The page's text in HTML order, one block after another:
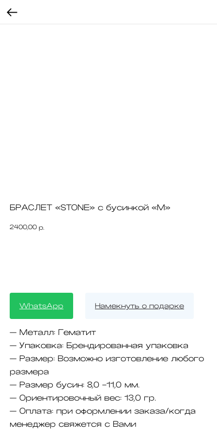
БРАСЛЕТ «STONE» с бусинкой «М»
2400,00 р.
WhatsApp Намекнуть о подарке
— Металл: Гематит
— Упаковка: Брендированная упаковка
— Размер: Возможно изготовление любого
размера
— Размер бусин: 8,0 -11,0 мм.
— Ориентировочный вес: 13,0 гр.
— Оплата: при оформлении заказа/когда
менеджер свяжется с Вами